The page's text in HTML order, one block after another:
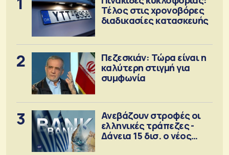
Τέλος στις χρονοβόρες
διαδικασίες κατασκευής
2
Πεζεσκιάν: Τώρα είναι η
καλύτερη στιγμή για
συμφωνία
3
Ανεβάζουν στροφές οι
ελληνικές τράπεζες -
Δάνεια 15 δισ. ο νέος